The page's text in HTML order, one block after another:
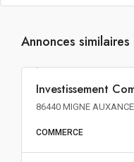
Annonces similaires
833€ m² HT HD HF
Investissement
86440 MIGNE
COMMERCE